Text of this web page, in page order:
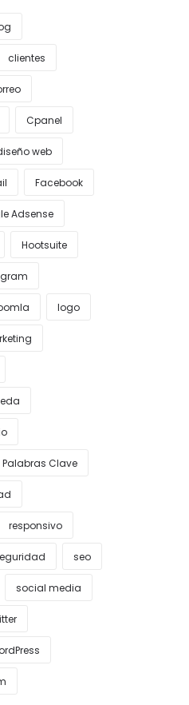
clientes
Cpanel
web
Facebook
Adsense
Hootsuite
logo
Palabras Clave
responsivo
seo
social media